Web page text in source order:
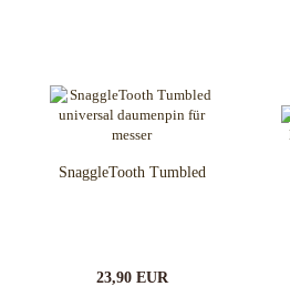
SnaggleTooth Tumbled
23,90 EUR